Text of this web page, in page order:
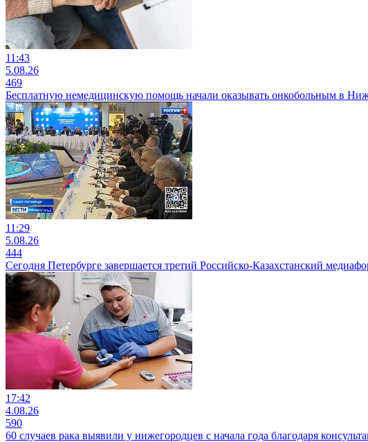
11:43
5.08.26
469
Бесплатную немедицинскую помощь начали оказывать онкобольным в
11:29
5.08.26
444
Сегодня Петербурге завершается третий Российско-Казахстанский
17:42
4.08.26
590
60 случаев рака выявили у нижегородцев с начала года благодаря